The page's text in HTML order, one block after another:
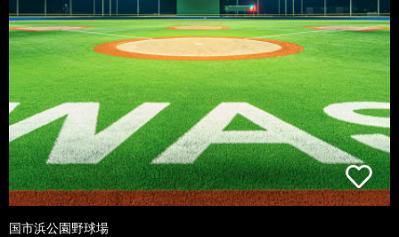
国市浜公園野球場